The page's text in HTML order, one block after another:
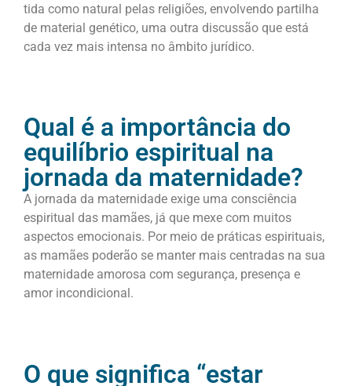
tida como natural pelas religiões, envolvendo partilha
de material genético, uma outra discussão que está
cada vez mais intensa no âmbito jurídico.
Qual é a importância do
equilíbrio espiritual na
jornada da maternidade?
A jornada da maternidade exige uma consciência
espiritual das mamães, já que mexe com muitos
aspectos emocionais. Por meio de práticas espirituais,
as mamães poderão se manter mais centradas na sua
maternidade amorosa com segurança, presença e
amor incondicional.
O que significa “estar